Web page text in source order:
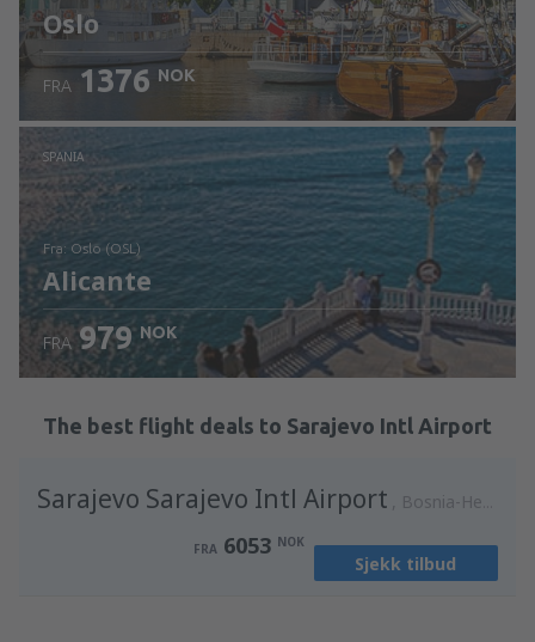
Oslo
Sjekk informasjon
FRA 1376 NOK
SPANIA
fra: Oslo (OSL)
Alicante
Sjekk informasjon
FRA 979 NOK
The best flight deals to Sarajevo Intl Airport
Sarajevo Sarajevo Intl Airport Bosnia-Hercegovina
FRA 6053 NOK
Sjekk tilbud